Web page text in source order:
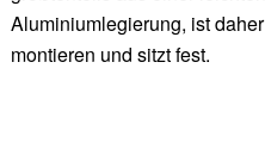
Aluminiumlegierung, ist
montieren und sitzt fest.